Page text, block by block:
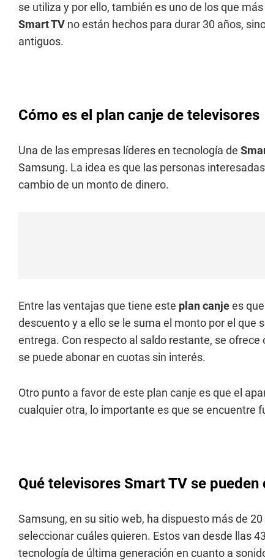
se utiliza y por ello, también es uno de los que
Smart TV no están hechos para durar 30 años,
antiguos.
Cómo es el plan canje de televisores
Una de las empresas líderes en tecnología de
Samsung. La idea es que las personas
cambio de un monto de dinero.
Entre las ventajas que tiene este plan canjees
descuento y a ello se le suma el monto por el que
entrega. Con respecto al saldo restante, se
se puede abonar en cuotas sin interés.
Otro punto a favor de este plan canje es que el
cualquier otra, lo importante es que se encuentre
Qué televisores Smart TV se
Samsung, en su sitio web, ha dispuesto más de
seleccionar cuáles quieren. Estos van desde llas
tecnología de última generación en cuanto a